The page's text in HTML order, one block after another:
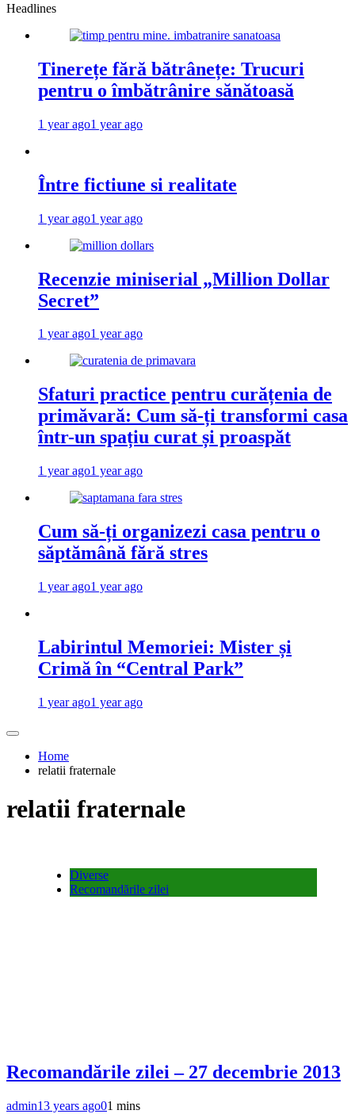
Headlines
Tinerețe fără bătrânețe: Trucuri
pentru o îmbătrânire sănătoasă
1 year ago1 year ago
Între fictiune si realitate
1 year ago1 year ago
Recenzie miniserial „Million Dollar
Secret”
1 year ago1 year ago
Sfaturi practice pentru curățenia de
primăvară: Cum să-ți transformi casa
într-un spațiu curat și proaspăt
1 year ago1 year ago
Cum să-ți organizezi casa pentru o
săptămână fără stres
1 year ago1 year ago
Labirintul Memoriei: Mister și
Crimă în “Central Park”
1 year ago1 year ago
Home
relatii fraternale
relatii fraternale
Diverse
Recomandările zilei
Recomandările zilei – 27 decembrie 2013
admin13 years ago01 mins